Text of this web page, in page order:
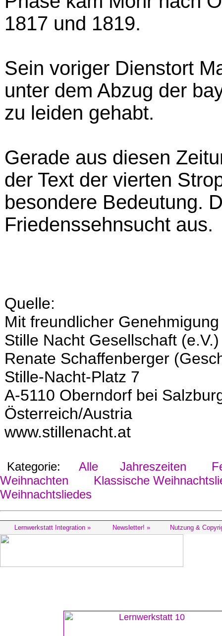
1817 und 1819.
Sein voriger Dienstort
unter dem Abzug der
zu leiden gehabt.
Gerade aus diesen
der Text der vierten
besondere Bedeutung.
Friedenssehnsucht aus.
Quelle:
Mit freundlicher
Stille Nacht Gesellschaft (e.V.)
Renate Schaffenberger
Stille-Nacht-Platz 7
A-5110 Oberndorf bei
Österreich/Austria
www.stillenacht.at
Kategorie: Alle Jahreszeiten
Weihnachten
Klassische
Weihnachtsliedes
Lernwerkstatt Integration » Newsletter! » Nutzung &